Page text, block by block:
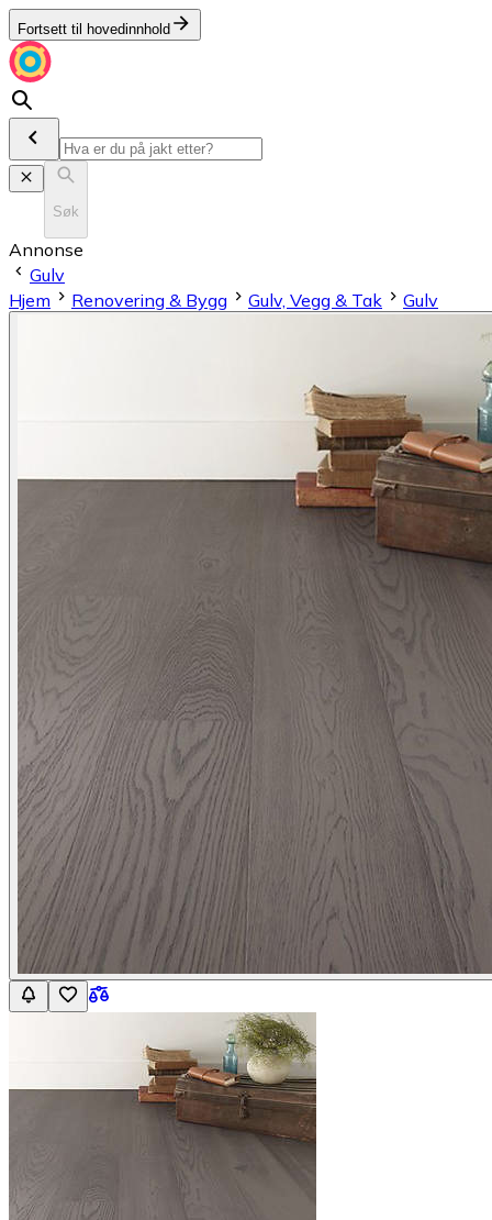
Fortsett til hovedinnhold
Søk
Annonse
Gulv
Hjem
Renovering & Bygg Gulv, Vegg & Tak Gulv